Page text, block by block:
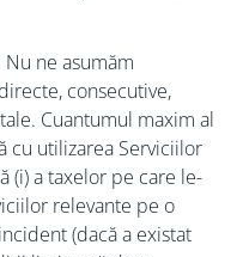
ne asumăm
consecutive,
Cuantumul maxim al
cu utilizarea Serviciilor
(i) a taxelor pe care le-
relevante pe o
(dacă a existat